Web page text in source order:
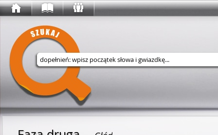
Wyszukaj w serwisie